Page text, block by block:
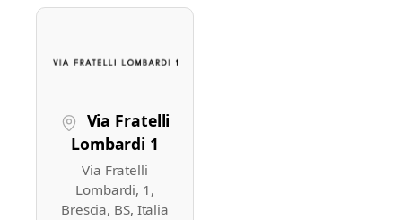
Via Fratelli
Lombardi 1
Via Fratelli
Lombardi, 1,
Brescia, BS, Italia